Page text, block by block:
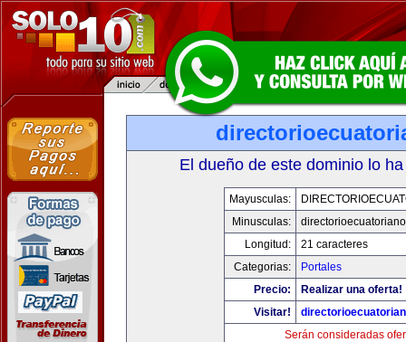
El dueño de este dominio lo
Mayusculas:
Minusculas:
Longitud:
21 caracteres
Categorias:
Portales
Precio:
Realizar una oferta!
Visitar!
Serán consideradas